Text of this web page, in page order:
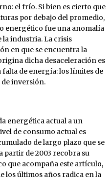
el frío. Si bien es cierto que
por debajo del promedio,
energético fue una anomalía
industria. La crisis
en que se encuentra la
dicha desaceleración es
de energía: los límites de
de inversión.
energética actual a un
de consumo actual es
de largo plazo que se
partir de 2003 recobra su
que acompaña este artículo,
los últimos años radica en la